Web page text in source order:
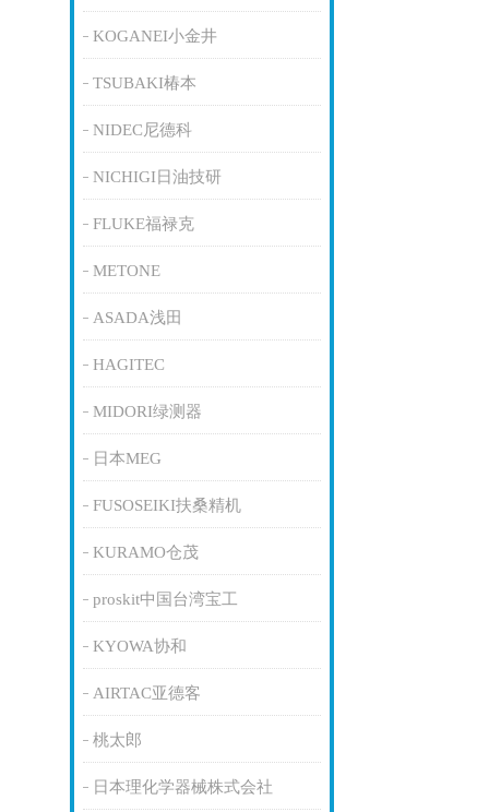
KOGANEI小金井
TSUBAKI椿本
NIDEC尼德科
NICHIGI日油技研
FLUKE福禄克
METONE
ASADA浅田
HAGITEC
MIDORI绿测器
日本MEG
FUSOSEIKI扶桑精机
KURAMO仓茂
proskit中国台湾宝工
KYOWA协和
AIRTAC亚德客
桃太郎
日本理化学器械株式会社